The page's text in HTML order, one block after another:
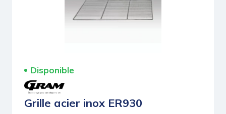
Disponible
Grille acier inox ER930